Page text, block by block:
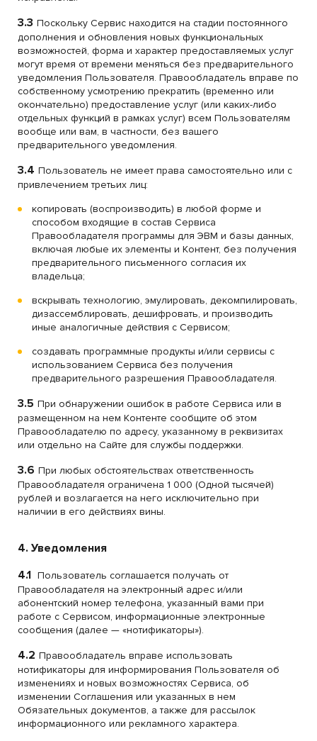
3.3 Поскольку Сервис находится на стадии постоянного
дополнения и обновления новых функциональных
возможностей, форма и характер предоставляемых услуг
могут время от времени меняться без предварительного
уведомления Пользователя. Правообладатель вправе по
собственному усмотрению прекратить (временно или
окончательно) предоставление услуг (или каких-либо
отдельных функций в рамках услуг) всем Пользователям
вообще или вам, в частности, без вашего
предварительного уведомления.
3.4 Пользователь не имеет права самостоятельно или с
привлечением третьих лиц:
копировать (воспроизводить) в любой форме и
способом входящие в состав Сервиса
Правообладателя программы для ЭВМ и базы данных,
включая любые их элементы и Контент, без получения
предварительного письменного согласия их
владельца;
вскрывать технологию, эмулировать, декомпилировать,
дизассемблировать, дешифровать, и производить
иные аналогичные действия с Сервисом;
создавать программные продукты и/или сервисы с
использованием Сервиса без получения
предварительного разрешения Правообладателя.
3.5 При обнаружении ошибок в работе Сервиса или в
размещенном на нем Контенте сообщите об этом
Правообладателю по адресу, указанному в реквизитах
или отдельно на Сайте для службы поддержки.
3.6 При любых обстоятельствах ответственность
Правообладателя ограничена 1 000 (Одной тысячей)
рублей и возлагается на него исключительно при
наличии в его действиях вины.
4. Уведомления
4.1 Пользователь соглашается получать от
Правообладателя на электронный адрес и/или
абонентский номер телефона, указанный вами при
работе с Сервисом, информационные электронные
сообщения (далее — «нотификаторы»).
4.2 Правообладатель вправе использовать
нотификаторы для информирования Пользователя об
изменениях и новых возможностях Сервиса, об
изменении Соглашения или указанных в нем
Обязательных документов, а также для рассылок
информационного или рекламного характера.